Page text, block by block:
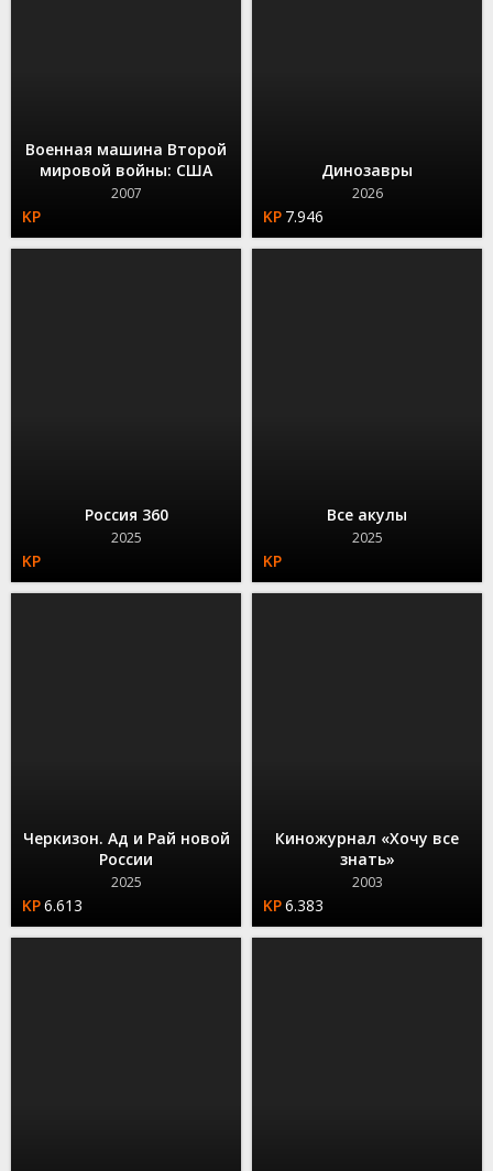
Военная машина Второй
мировой войны: США
2007
Динозавры
2026
7.946
Россия 360
2025
Все акулы
2025
Черкизон. Ад и Рай новой
России
2025
6.613
Киножурнал «Хочу все
знать»
2003
6.383